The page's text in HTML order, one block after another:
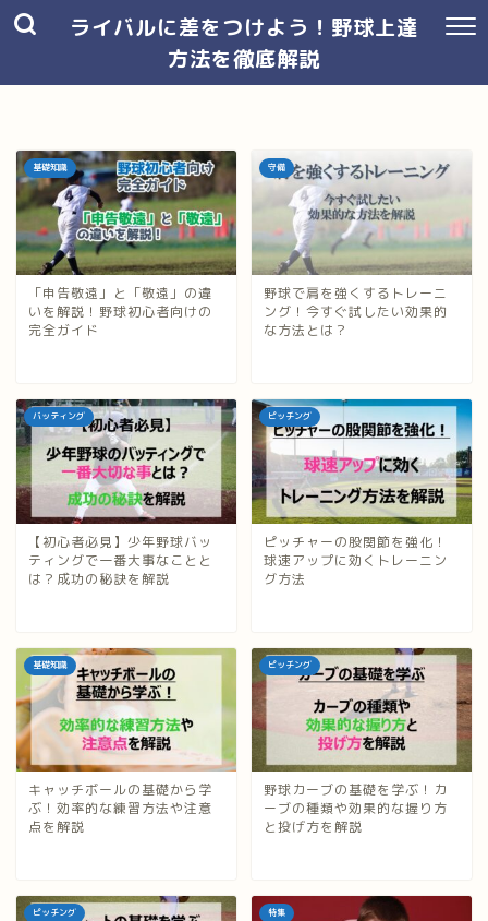
ライバルに差をつけよう！野球上達
方法を徹底解説
基礎知識
「申告敬遠」と「敬遠」の違
いを解説！野球初心者向けの
完全ガイド
守備
野球で肩を強くするトレーニ
ング！今すぐ試したい効果的
な方法とは？
バッティング
【初心者必見】少年野球バッ
ティングで一番大事なことと
は？成功の秘訣を解説
ピッチング
ピッチャーの股関節を強化！
球速アップに効くトレーニン
グ方法
基礎知識
キャッチボールの基礎から学
ぶ！効率的な練習方法や注意
点を解説
ピッチング
野球カーブの基礎を学ぶ！カ
ーブの種類や効果的な握り方
と投げ方を解説
ピッチング 特集